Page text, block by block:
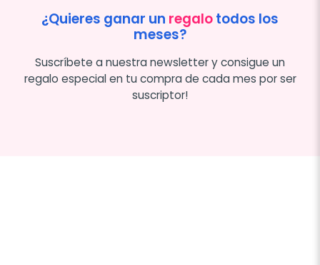
¿Quieres ganar un regalotodos los
meses?
Suscríbete a nuestra newsletter y consigue un
regalo especial en tu compra de cada mes por ser
suscriptor!